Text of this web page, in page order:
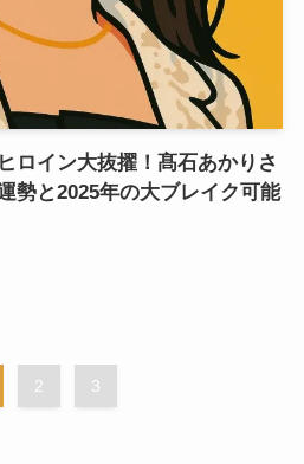
ロイン大抜擢！髙石あかりさ
勢と2025年の大ブレイク可能
2 3